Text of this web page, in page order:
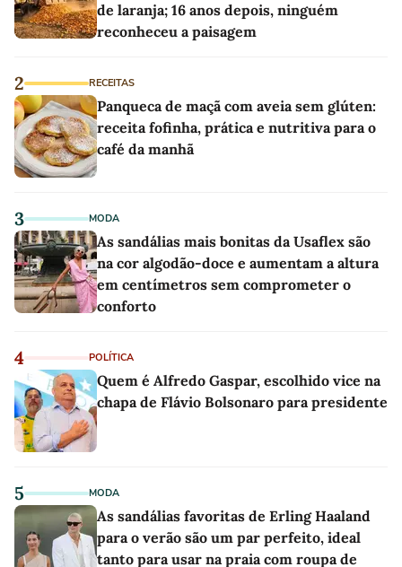
de laranja; 16 anos depois, ninguém
reconheceu a paisagem
2 RECEITAS
Panqueca de maçã com aveia sem glúten:
receita fofinha, prática e nutritiva para o
café da manhã
3 MODA
As sandálias mais bonitas da Usaflex são
na cor algodão-doce e aumentam a altura
em centímetros sem comprometer o
conforto
4 POLÍTICA
Quem é Alfredo Gaspar, escolhido vice na
chapa de Flávio Bolsonaro para presidente
5 MODA
As sandálias favoritas de Erling Haaland
para o verão são um par perfeito, ideal
tanto para usar na praia com roupa de